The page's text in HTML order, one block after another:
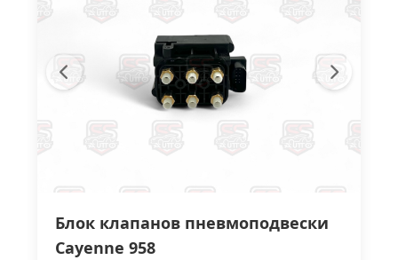
Блок клапанов пневмоподвески
Cayenne 958